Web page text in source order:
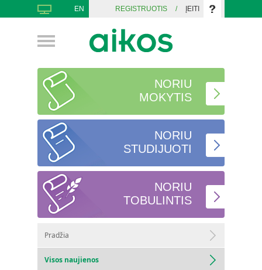
EN REGISTRUOTIS / ĮEITI
NORIU
MOKYTIS
NORIU
STUDIJUOTI
NORIU
TOBULINTIS
Pradžia
Visos naujienos